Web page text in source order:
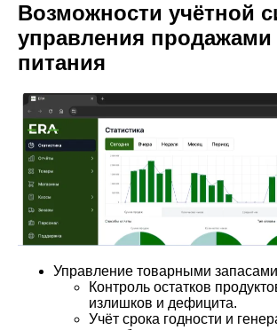
Возможности учётной
управления продажами
питания
Управление товарными
Контроль остатков
излишков и дефицита.
Учёт срока годности и